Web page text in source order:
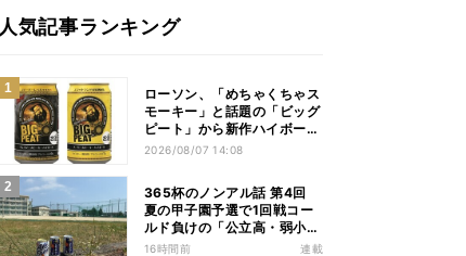
人気記事ランキング
ローソン、「めちゃくちゃス
モーキー」と話題の「ビッグ
ピート」から新作ハイボール
缶＆ミニボトル発売
2026/08/07 14:08
365杯のノンアル話 第4回
夏の甲子園予選で1回戦コー
ルド負けの「公立高・弱小野
球部」 3年生の引退試合後、
16時間前 連載